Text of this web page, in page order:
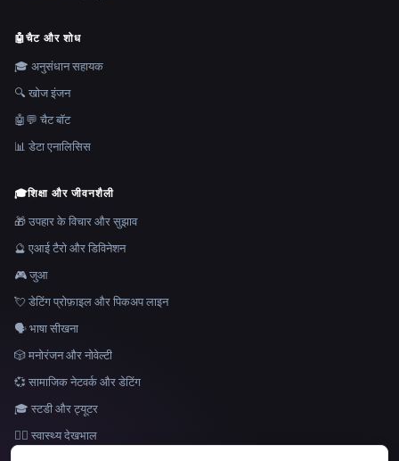
भाषा
🤖चैट और शोध
🎓 अनुसंधान सहायक
🔍 खोज इंजन
🤖💬 चैट बॉट
📊 डेटा एनालिसिस
🎓शिक्षा और जीवनशैली
🎁 उपहार के विचार और सुझाव
🔮 एआई टैरो और डिविनेशन
🎮 जुआ
💘 डेटिंग प्रोफ़ाइल और पिकअप लाइन
🗣️ भाषा सीखना
🎲 मनोरंजन और नोवेल्टी
💞 सामाजिक नेटवर्क और डेटिंग
🎓 स्टडी और ट्यूटर
👩‍⚕️ स्वास्थ्य देखभाल